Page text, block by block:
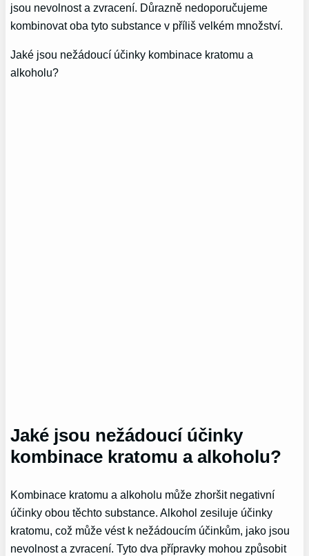
jsou nevolnost a zvracení. Důrazně nedoporučujeme
kombinovat oba tyto substance v příliš velkém množství.
Jaké jsou nežádoucí účinky kombinace kratomu a
alkoholu?
Jaké jsou nežádoucí účinky
kombinace kratomu a alkoholu?
Kombinace kratomu a alkoholu může zhoršit negativní
účinky obou těchto substance. Alkohol zesiluje účinky
kratomu, což může vést k nežádoucím účinkům, jako jsou
nevolnost a zvracení. Tyto dva přípravky mohou způsobit